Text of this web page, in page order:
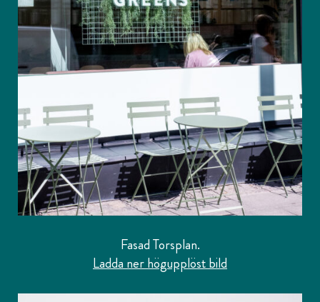
Fasad Torsplan.
Ladda ner högupplöst bild